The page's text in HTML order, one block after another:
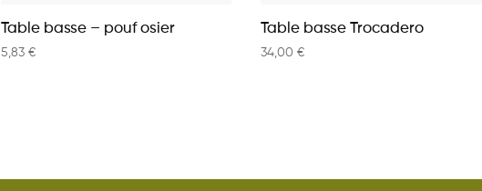
Table basse – pouf osier
5,83 €
Table basse Trocadero
34,00 €